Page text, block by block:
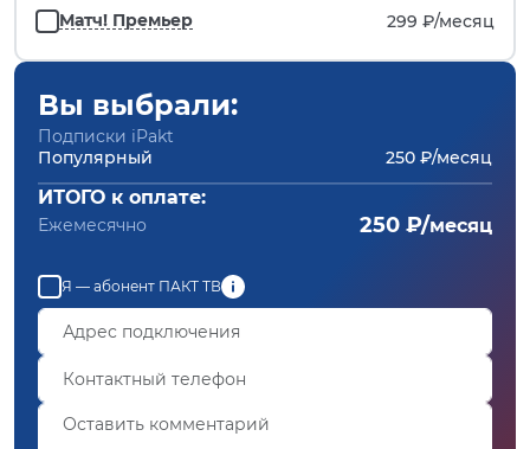
Матч! Премьер 299 ₽/месяц
Вы выбрали:
Подписки iPakt
Популярный
250 ₽/месяц
ИТОГО к оплате:
Ежемесячно 250 ₽/месяц
Я — абонент ПАКТ ТВ